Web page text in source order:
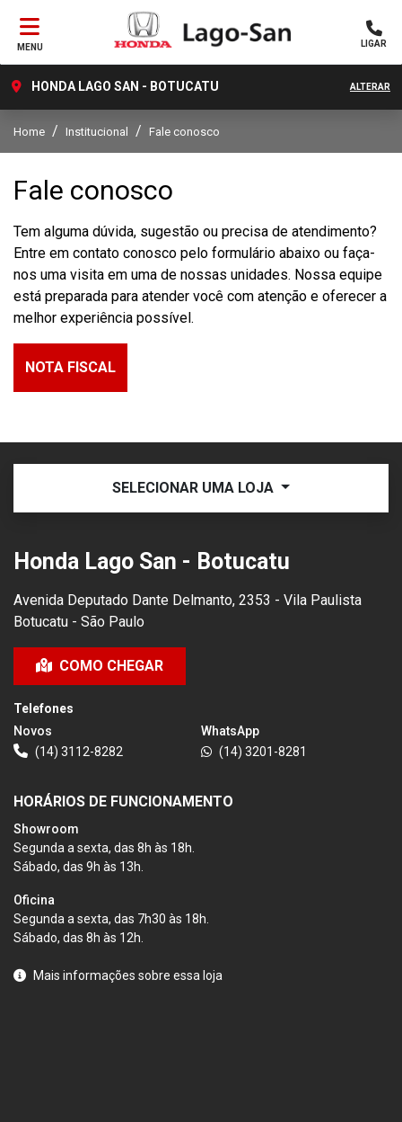
MENU LIGAR
HONDA LAGO SAN - BOTUCATU ALTERAR
Home Institucional Fale conosco
Fale conosco
Tem alguma dúvida, sugestão ou precisa de atendimento?
Entre em contato conosco pelo formulário abaixo ou faça-
nos uma visita em uma de nossas unidades. Nossa equipe
está preparada para atender você com atenção e oferecer a
melhor experiência possível.
NOTA FISCAL
SELECIONAR UMA LOJA
Honda Lago San - Botucatu
Avenida Deputado Dante Delmanto, 2353 - Vila Paulista
Botucatu - São Paulo
COMO CHEGAR
Telefones
Novos
(14) 3112-8282
WhatsApp
(14) 3201-8281
HORÁRIOS DE FUNCIONAMENTO
Showroom
Segunda a sexta, das 8h às 18h.
Sábado, das 9h às 13h.
Oficina
Segunda a sexta, das 7h30 às 18h.
Sábado, das 8h às 12h.
Mais informações sobre essa loja